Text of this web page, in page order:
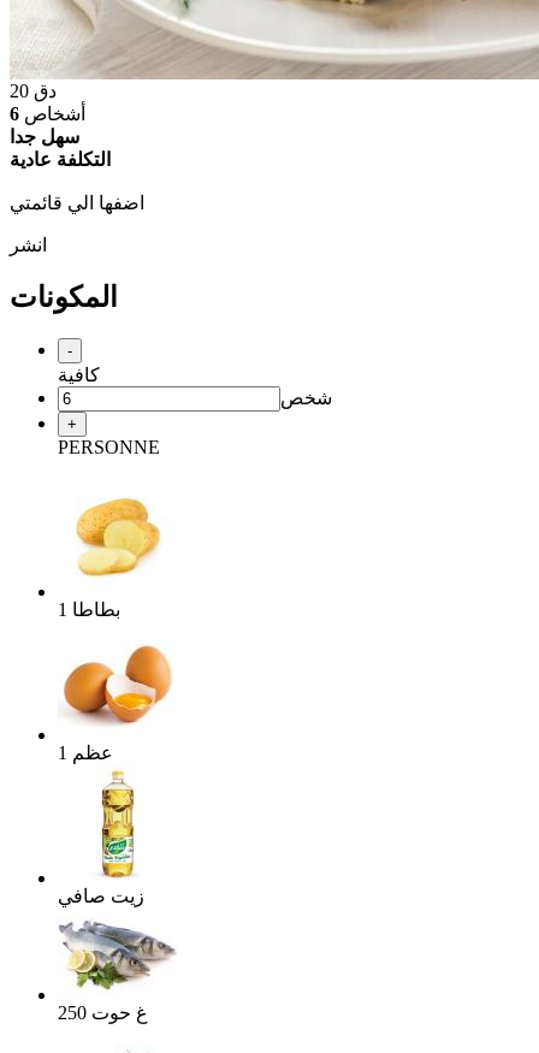
20 دق
6 أشخاص
سهل جدا
التكلفة عادية
اضفها الي قائمتي
انشر
المكونات
-
كافية
شخص
+
PERSONNE
1 بطاطا
1 عظم
زيت صافي
250 غ حوت